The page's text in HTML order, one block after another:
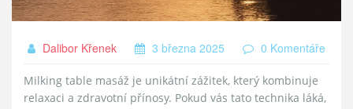
Dalibor Křenek 3 března 2025 0 Komentáře
Milking table masáž je unikátní zážitek, který kombinuje
relaxaci a zdravotní přínosy. Pokud vás tato technika láká,